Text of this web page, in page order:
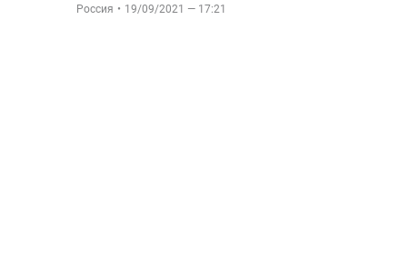
Россия • 19/09/2021 — 17:21